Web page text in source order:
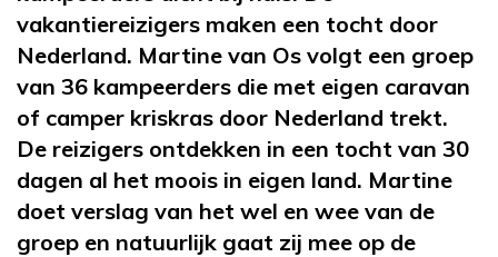
vakantiereizigers maken een tocht door
Nederland. Martine van Os volgt een groep
van 36 kampeerders die met eigen caravan
of camper kriskras door Nederland trekt.
De reizigers ontdekken in een tocht van 30
dagen al het moois in eigen land. Martine
doet verslag van het wel en wee van de
groep en natuurlijk gaat zij mee op de